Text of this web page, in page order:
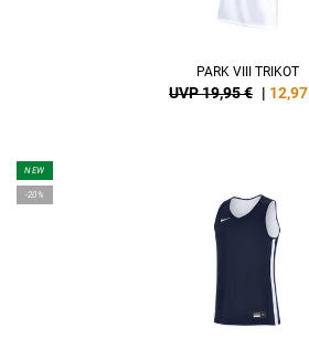
PARK VIII TRIKOT
UVP 19,95 € | 12,97
NEW
-20%